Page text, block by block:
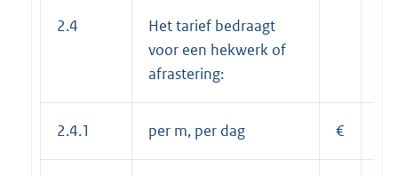
2.4
Het tarief bedraagt
voor een hekwerk of
afrastering:
2.4.1 per m, per dag €